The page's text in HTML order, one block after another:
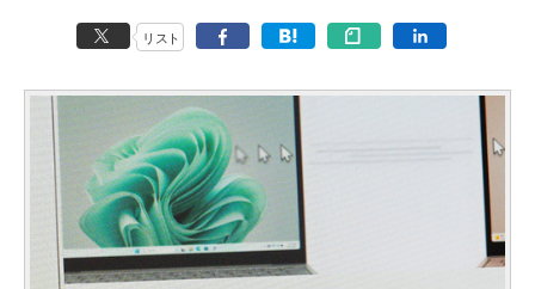
リスト